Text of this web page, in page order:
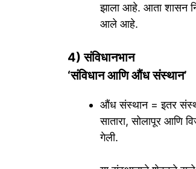
झाला आहे. आता शासन
आले आहे.
4) संविधानभान
‘संविधान आणि औंध संस्थान’
औंध संस्थान = इतर
सातारा, सोलापूर आणि
गेली.